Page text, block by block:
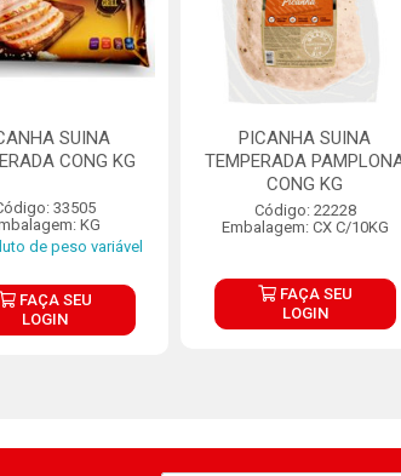
SUINA
CONG KG
33505
KG
de peso variável
FAÇA SEU
LOGIN
PICANHA SUINA
TEMPERADA
CONG KG
Código: 22228
Embalagem: CX C/10KG
FAÇA SEU
LOGIN